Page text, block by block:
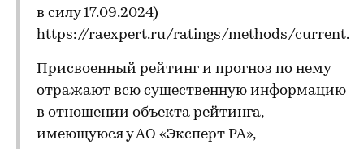
в силу 17.09.2024)
https://raexpert.ru/ratings/methods/current.
Присвоенный рейтинг и прогноз по нему
отражают всю существенную информацию
в отношении объекта рейтинга,
имеющуюся у АО «Эксперт РА»,